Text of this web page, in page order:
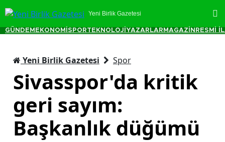
Yeni Birlik Gazetesi
GÜNDEM EKONOMİ SPORTEKNOLOJİ YAZARLAR MAGAZİN RESMİ
Yeni Birlik Gazetesi Spor
Sivasspor'da kritik
geri sayım:
Başkanlık düğümü